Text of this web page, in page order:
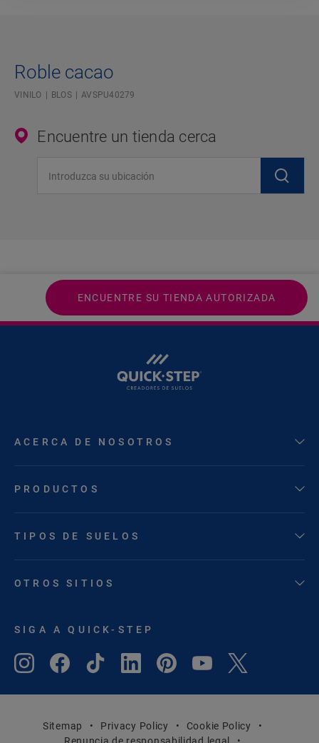
Roble cacao
VINILO BLOS AVSPU40279
Encuentre un tienda cerca
ENCUENTRE SU TIENDA AUTORIZADA
ACERCA DE NOSOTROS
PRODUCTOS
TIPOS DE SUELOS
OTROS SITIOS
SIGA A QUICK-STEP
Sitemap Privacy Policy
Cookie Policy